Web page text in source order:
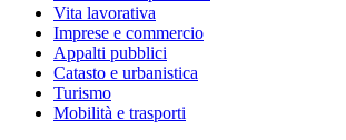
Vita lavorativa
Imprese e commercio
Appalti pubblici
Catasto e urbanistica
Turismo
Mobilità e trasporti